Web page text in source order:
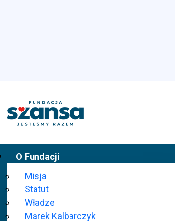
O Fundacji
Misja
Statut
Władze
Marek Kalbarczyk